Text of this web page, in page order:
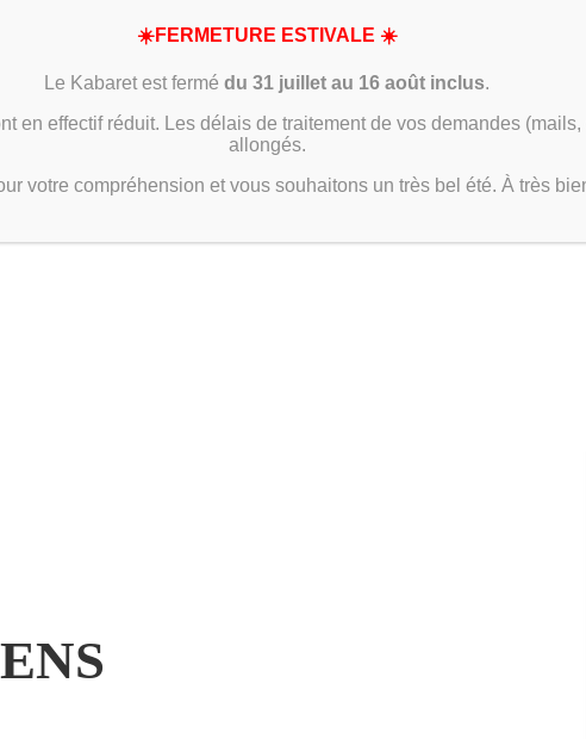
AUTRES SPECTACLES BONS CADEAUX CONTACT
☀️FERMETURE ESTIVALE ☀️
Le Kabaret est fermé du 31 juillet au 16 août inclus.
en effectif réduit. Les délais de traitement de vos demandes
allongés.
votre compréhension et vous souhaitons un très bel été. À très